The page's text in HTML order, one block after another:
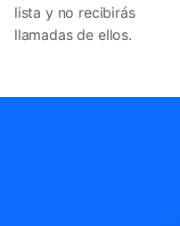
lista y no recibirás
llamadas de ellos.